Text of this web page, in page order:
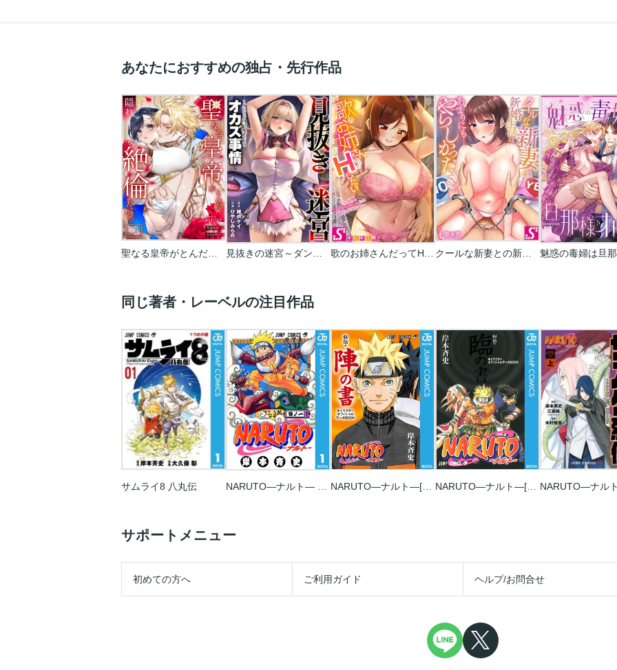
あなたにおすすめの独占・先行作品
聖なる皇帝がとんだ隠れ絶倫だった件【単話】 見抜きの迷宮～ダンジョン内、冒険者たちのオカズ事情～ 歌のお姉さんだってHしたい～こんな顔､TVの前のみんなには見せられないよ… クールな新妻との新婚生活はあまりにも…やらしかった
同じ著者・レーベルの注目作品
サムライ8 八丸伝
サポートメニュー
初めての方へ ご利用ガイド ヘルプ/お問合せ